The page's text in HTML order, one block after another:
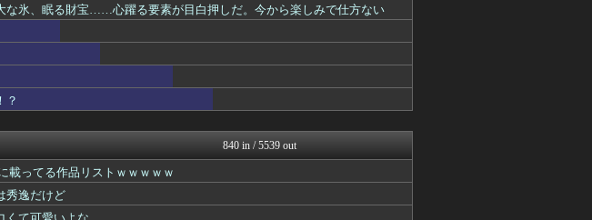
な氷、眠る財宝……心躍る要素が目白押しだ。今から楽しみで仕方ない
の氷島フェス』
？
840 in / 5539 out
載ってる作品リストｗｗｗｗｗ
秀逸だけど